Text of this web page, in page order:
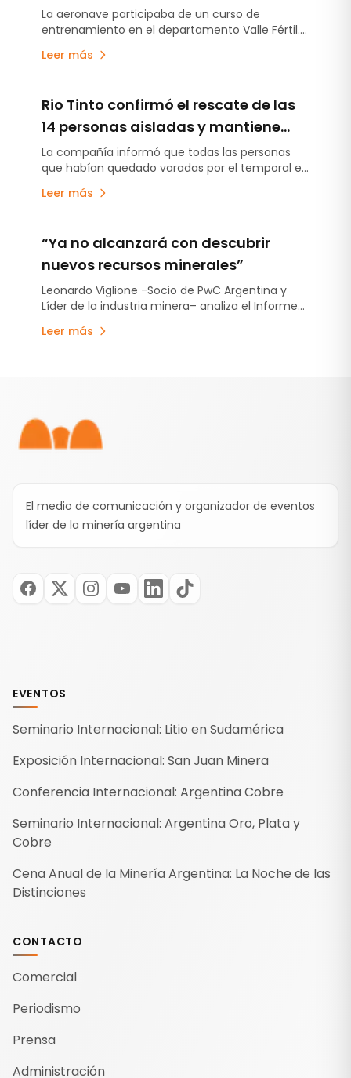
de un helicóptero durante una
capacitación para combatir
incendios forestales
La aeronave participaba de un curso de
entrenamiento en el departamento Valle Fértil.
Entre las víctimas se encuentran autoridades de
Protección Civil, Bomberos y la Policía de San
Leer más
Rio Tinto confirmó el rescate de las
14 personas aisladas y mantiene
suspendidas sus operaciones en
Catamarca
La compañía informó que todas las personas
que habían quedado varadas por el temporal en
Antofagasta de la Sierra fueron rescatadas y se
encuentran fuera de peligro.
Leer más
“Ya no alcanzará con descubrir
nuevos recursos minerales”
Leonardo Viglione -Socio de PwC Argentina y
Líder de la industria minera– analiza el Informe
Mine 2026.
Leer más
El medio de comunicación y organizador de eventos
líder de la minería argentina
EVENTOS
Seminario Internacional: Litio en Sudamérica
Exposición Internacional: San Juan Minera
Conferencia Internacional: Argentina Cobre
Seminario Internacional: Argentina Oro, Plata y
Cobre
Cena Anual de la Minería Argentina: La Noche de las
Distinciones
CONTACTO
Comercial
Periodismo
Prensa
Administración